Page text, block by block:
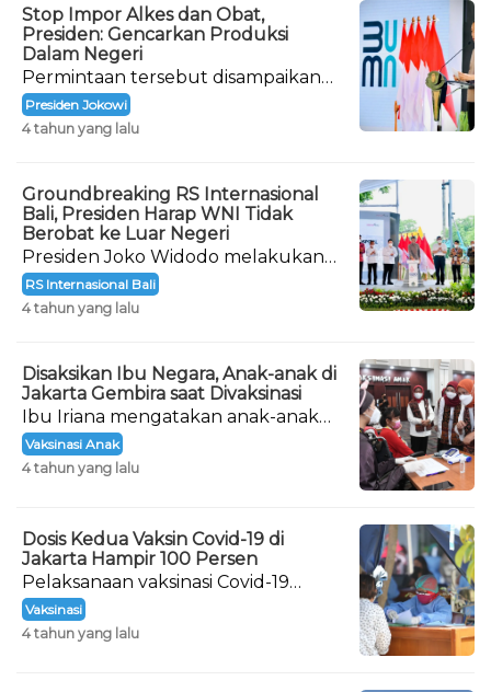
Stop Impor Alkes dan Obat,
Presiden: Gencarkan Produksi
Dalam Negeri
Permintaan tersebut disampaikan
langsung oleh Presiden Joko
Widodo saat meresmikan
Internasional Bali.
Presiden Jokowi
4 tahun yang lalu
Groundbreaking RS Internasional
Bali, Presiden Harap WNI Tidak
Berobat ke Luar Negeri
Presiden Joko Widodo melakukan
peletakan batu pertama atau
groundbreaking Rumah Sakit (RS)
RS Internasional Bali
4 tahun yang lalu
Disaksikan Ibu Negara, Anak-anak di
Jakarta Gembira saat Divaksinasi
Ibu Iriana mengatakan anak-anak
yang menjadi peserta dalam giat
vaksinasi ini tidak ada yang takut.
Vaksinasi Anak
4 tahun yang lalu
Dosis Kedua Vaksin Covid-19 di
Jakarta Hampir 100 Persen
Pelaksanaan vaksinasi Covid-19
hingga dosis lengkap (dua dosis) di
DKI Jakarta menunjukkan hasil
Vaksinasi
4 tahun yang lalu